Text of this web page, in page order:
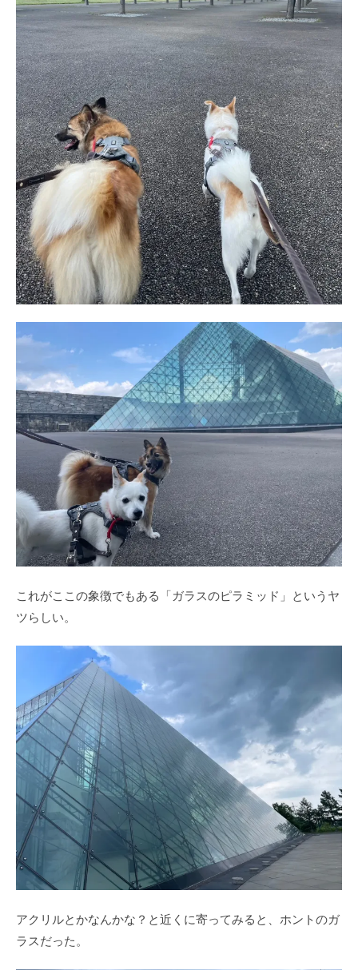
これがここの象徴でもある「ガラスのピラミッド」というヤ
ツらしい。
アクリルとかなんかな？と近くに寄ってみると、ホントのガ
ラスだった。